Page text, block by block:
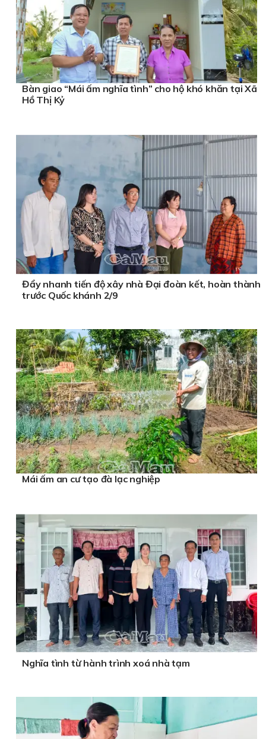
Bàn giao “Mái ấm nghĩa tình” cho hộ khó khăn tại Xã
Hồ Thị Kỷ
Đẩy nhanh tiến độ xây nhà Đại đoàn kết, hoàn thành
trước Quốc khánh 2/9
Mái ấm an cư tạo đà lạc nghiệp
Nghĩa tình từ hành trình xoá nhà tạm